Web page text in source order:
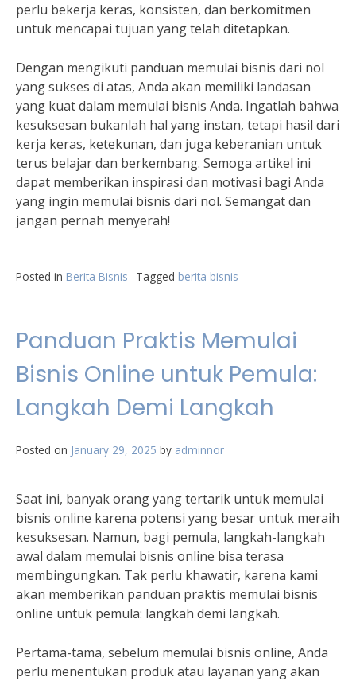
perlu bekerja keras, konsisten, dan berkomitmen
untuk mencapai tujuan yang telah ditetapkan.
Dengan mengikuti panduan memulai bisnis dari nol
yang sukses di atas, Anda akan memiliki landasan
yang kuat dalam memulai bisnis Anda. Ingatlah bahwa
kesuksesan bukanlah hal yang instan, tetapi hasil dari
kerja keras, ketekunan, dan juga keberanian untuk
terus belajar dan berkembang. Semoga artikel ini
dapat memberikan inspirasi dan motivasi bagi Anda
yang ingin memulai bisnis dari nol. Semangat dan
jangan pernah menyerah!
Posted in Berita Bisnis Tagged berita bisnis
Panduan Praktis Memulai
Bisnis Online untuk Pemula:
Langkah Demi Langkah
Posted on January 29, 2025 by adminnor
Saat ini, banyak orang yang tertarik untuk memulai
bisnis online karena potensi yang besar untuk meraih
kesuksesan. Namun, bagi pemula, langkah-langkah
awal dalam memulai bisnis online bisa terasa
membingungkan. Tak perlu khawatir, karena kami
akan memberikan panduan praktis memulai bisnis
online untuk pemula: langkah demi langkah.
Pertama-tama, sebelum memulai bisnis online, Anda
perlu menentukan produk atau layanan yang akan